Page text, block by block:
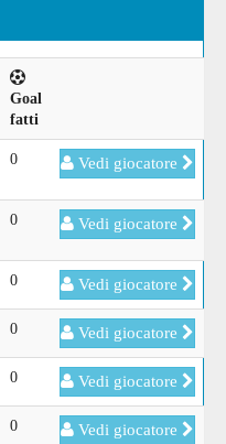
Goal
fatti
0 Vedi giocatore
0 Vedi giocatore
0 Vedi giocatore
0 Vedi giocatore
0 Vedi giocatore
0 Vedi giocatore